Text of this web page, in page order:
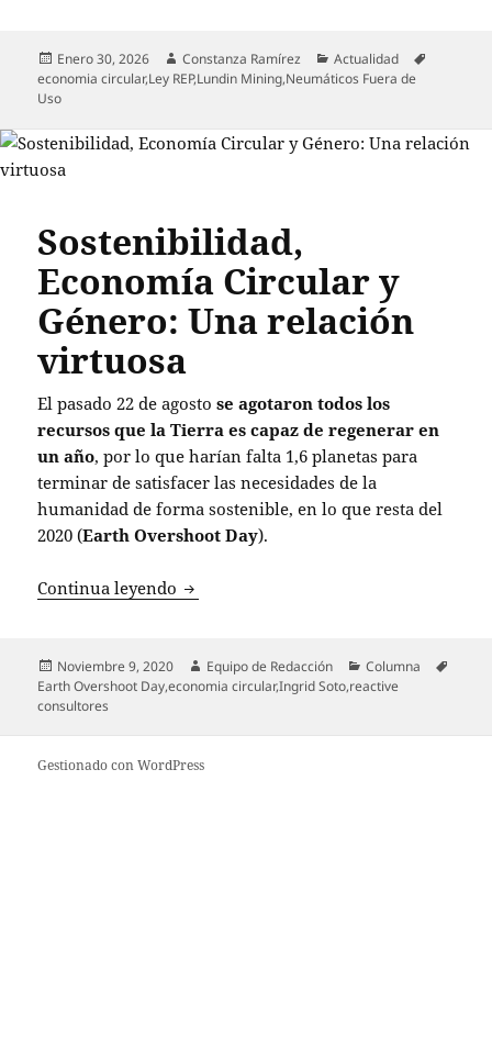
Publicado
el
Enero 30, 2026 Autor
Constanza Ramírez Categorías
Actualidad
economia circular,Ley REP,Lundin Mining,Neumáticos Fuera de
Uso
Sostenibilidad,
Economía Circular y
Género: Una relación
virtuosa
El pasado 22 de agostose agotaron todos los
recursos que la Tierra es capaz de regenerar en
un año, por lo que harían falta 1,6 planetas para
terminar de satisfacer las necesidades de la
humanidad de forma sostenible, en lo que resta del
2020 (Earth Overshoot Day).
Continua leyendo Sostenibilidad, Economía Circular y
Publicado
el
Noviembre 9, 2020 Autor
Equipo de Redacción Categorías
Columna
Earth Overshoot Day,economia circular,Ingrid Soto,reactive
consultores
Gestionado con WordPress